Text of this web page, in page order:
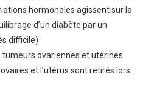
hormonales agissent sur la
d’un diabète par un
difficile)
tumeurs ovariennes et utérines
et l’utérus sont retirés lors